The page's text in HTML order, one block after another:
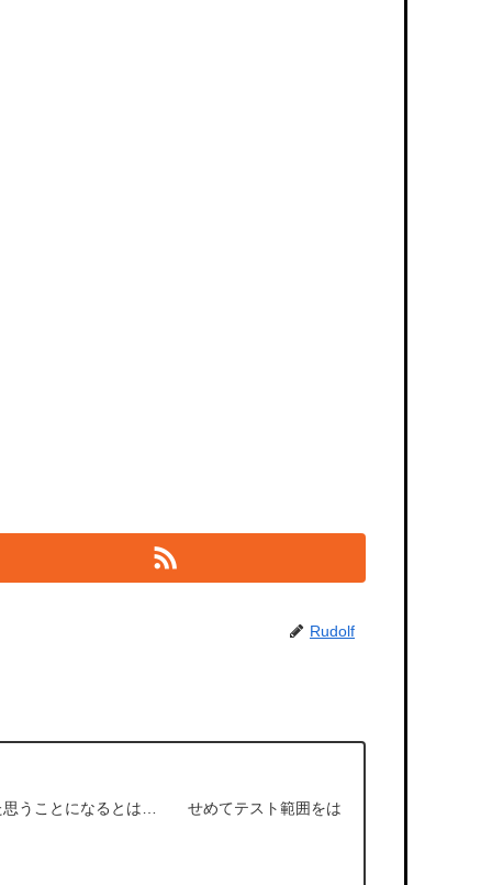
Rudolf
思うことになるとは… せめてテスト範囲をは